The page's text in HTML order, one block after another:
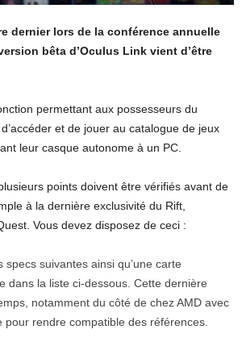
dernier lors de la conférence annuelle
bêta d’Oculus Link vient d’être
permettant aux possesseurs du
d’accéder et de jouer au catalogue de jeux
leur casque autonome à un PC.
points doivent être vérifiés avant de
à la dernière exclusivité du Rift,
Vous devez disposez de ceci :
specs suivantes ainsi qu’une carte
dans la liste ci-dessous. Cette dernière
notamment du côté de chez AMD avec
pour rendre compatible des références.